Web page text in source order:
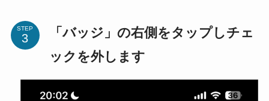
STEP
「バッジ」の右側をタップしチェ
ックを外します